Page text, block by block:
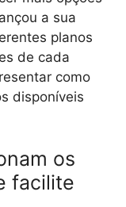
a sua
planos
de cada
como
disponíveis
os
facilite